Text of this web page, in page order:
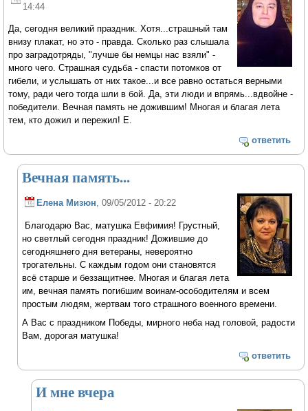
14:44
Да, сегодня великий праздник. Хотя...страшный там
внизу плакат, но это - правда. Сколько раз слышала
про заградотряды, "лучше бы немцы нас взяли" -
много чего. Страшная судьба - спасти потомков от
гибели, и услышать от них такое...и все равно остаться верными
тому, ради чего тогда шли в бой. Да, эти люди и впрямь...вдвойне -
победители. Вечная память не дожившим! Многая и благая лета
тем, кто дожил и пережил! Е.
ответить
Вечная память...
Елена Мизюн, 09/05/2012 - 20:22
Благодарю Вас, матушка Евфимия! Грустный,
но светлый сегодня праздник! Дожившие до
сегодняшнего дня ветераны, невероятно
трогательны. С каждым годом они становятся
всё старше и беззащитнее. Многая и благая лета
им, вечная память погибшим воинам-осободителям и всем
простым людям, жертвам того страшного военного времени.
А Вас с праздником Победы, мирного неба над головой, радости
Вам, дорогая матушка!
ответить
И мне вчера